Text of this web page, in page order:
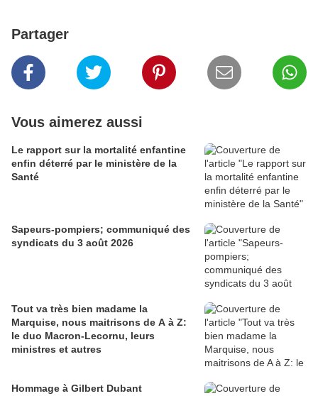
Partager
Vous aimerez aussi
Le rapport sur la mortalité enfantine
enfin déterré par le ministère de la
Santé
Sapeurs-pompiers; communiqué des
syndicats du 3 août 2026
Tout va très bien madame la
Marquise, nous maitrisons de A à Z:
le duo Macron-Lecornu, leurs
ministres et autres
Hommage à Gilbert Dubant